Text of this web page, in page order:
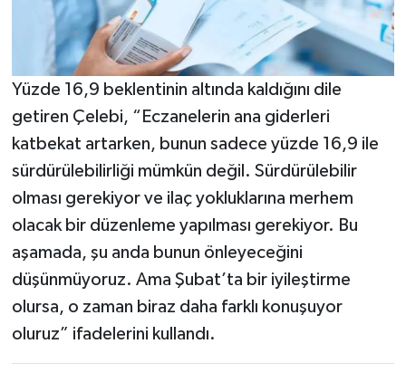
Yüzde 16,9 beklentinin altında kaldığını dile
getiren Çelebi, “Eczanelerin ana giderleri
katbekat artarken, bunun sadece yüzde 16,9 ile
sürdürülebilirliği mümkün değil. Sürdürülebilir
olması gerekiyor ve ilaç yokluklarına merhem
olacak bir düzenleme yapılması gerekiyor. Bu
aşamada, şu anda bunun önleyeceğini
düşünmüyoruz. Ama Şubat’ta bir iyileştirme
olursa, o zaman biraz daha farklı konuşuyor
oluruz” ifadelerini kullandı.